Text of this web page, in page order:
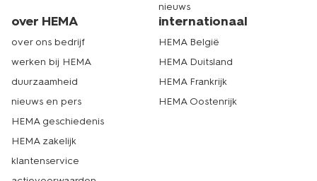
nieuws
over HEMA
over ons bedrijf
werken bij HEMA
duurzaamheid
nieuws en pers
HEMA geschiedenis
HEMA zakelijk
klantenservice
internationaal
HEMA België
HEMA Duitsland
HEMA Frankrijk
HEMA Oostenrijk